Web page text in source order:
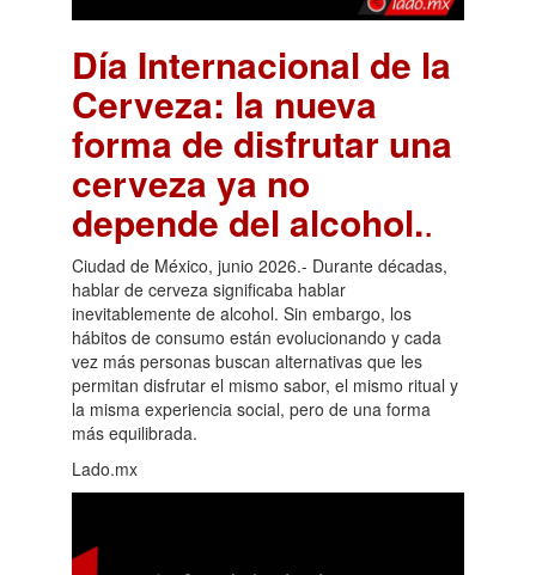
Día Internacional de la
Cerveza: la nueva
forma de disfrutar una
cerveza ya no
depende del alcohol..
Ciudad de México, junio 2026.- Durante décadas,
hablar de cerveza significaba hablar
inevitablemente de alcohol. Sin embargo, los
hábitos de consumo están evolucionando y cada
vez más personas buscan alternativas que les
permitan disfrutar el mismo sabor, el mismo ritual y
la misma experiencia social, pero de una forma
más equilibrada.
Lado.mx